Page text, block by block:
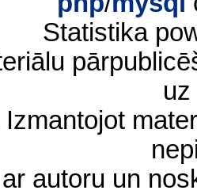
Statistika
autoru un